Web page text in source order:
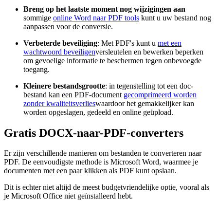
Breng op het laatste moment nog wijzigingen aan
sommige online Word naar PDF tools kunt u uw bestand nog
aanpassen voor de conversie.
Verbeterde beveiliging: Met PDF's kunt u met een
wachtwoord beveiligenversleutelen en bewerken beperken
om gevoelige informatie te beschermen tegen onbevoegde
toegang.
Kleinere bestandsgrootte: in tegenstelling tot een doc-
bestand kan een PDF-document gecomprimeerd worden
zonder kwaliteitsverlieswaardoor het gemakkelijker kan
worden opgeslagen, gedeeld en online geüpload.
Gratis DOCX-naar-PDF-converters
Er zijn verschillende manieren om bestanden te converteren naar
PDF. De eenvoudigste methode is Microsoft Word, waarmee je
documenten met een paar klikken als PDF kunt opslaan.
Dit is echter niet altijd de meest budgetvriendelijke optie, vooral als
je Microsoft Office niet geïnstalleerd hebt.